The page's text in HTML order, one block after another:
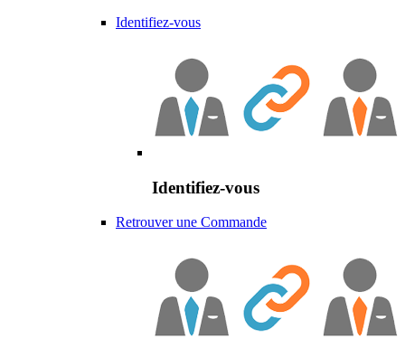
Identifiez-vous
Identifiez-vous
Retrouver une Commande